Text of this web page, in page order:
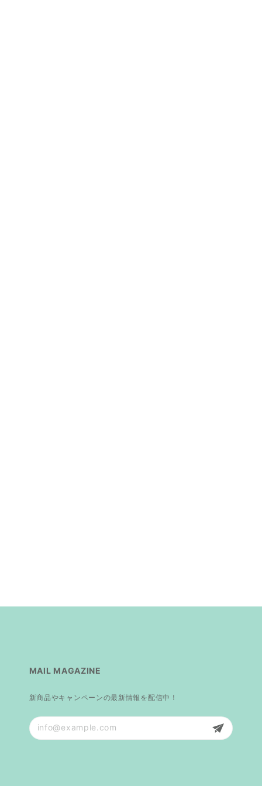
MAIL MAGAZINE
新商品やキャンペーンの最新情報を配信中！